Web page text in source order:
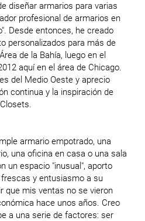
diseñar armarios para varias
profesional de armarios en
Desde entonces, he creado
personalizados para más de
de la Bahía, luego en el
aquí en el área de Chicago.
del Medio Oeste y aprecio
continua y la inspiración de
armario empotrado, una
una oficina en casa o una sala
un espacio "inusual", aporto
y entusiasmo a su
que mis ventas no se vieron
hace unos años. Creo
a una serie de factores: ser